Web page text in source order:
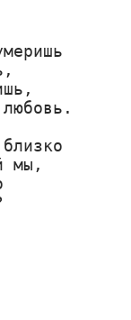
мы,